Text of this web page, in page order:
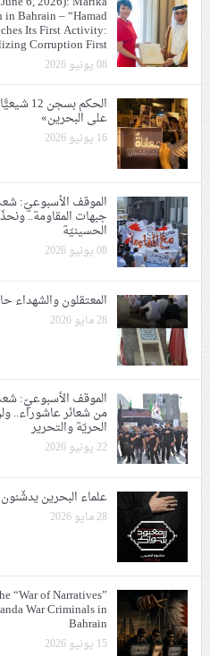
in Bahrain – “Hamad
Its First Activity:
Corruption First
08 يونيو 2026
الحكم
على البحرين»
16 يونيو 2026
الموقف الأسبوعيّ:
جبهات المقاومة..
الحسينيّة
08 يونيو 2026
المعتقلون والشهداء
28 مايو 2026
الموقف الأسبوعيّ:
من شعائر عاشوراء..
الحريّة والتحرير
22 يونيو 2026
علماء البحرين يدشّنون
28 مايو 2026
“War of Narratives”
War Criminals in
Bahrain
15 يونيو 2026